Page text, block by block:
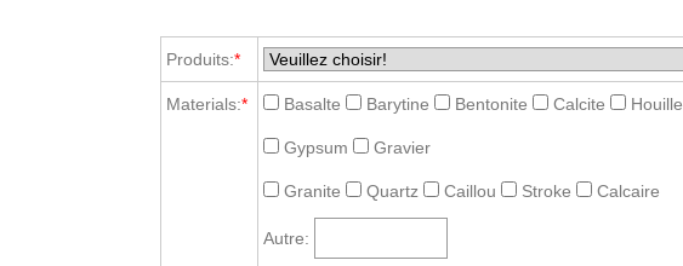
Produits:*
Materials:* Basalte Barytine Bentonite Calcite Houille
Gypsum Gravier
Granite Quartz Caillou Stroke Calcaire
Autre: